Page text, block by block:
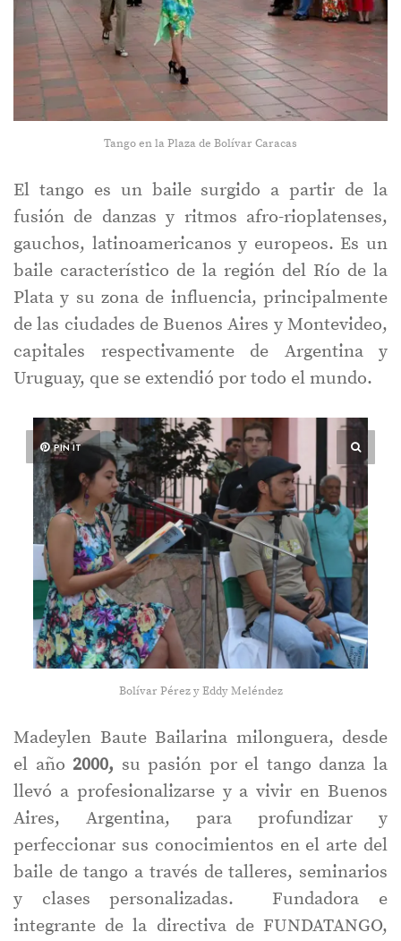
Tango en la Plaza de Bolívar Caracas
El tango es un baile surgido a partir de la
fusión de danzas y ritmos afro-rioplatenses,
gauchos, latinoamericanos y europeos. Es un
baile característico de la región del Río de la
Plata y su zona de influencia, principalmente
de las ciudades de Buenos Aires y Montevideo,
capitales respectivamente de Argentina y
Uruguay, que se extendió por todo el mundo.
PIN IT
Bolívar Pérez y Eddy Meléndez
Madeylen Baute Bailarina milonguera, desde
el año 2000, su pasión por el tango danza la
llevó a profesionalizarse y a vivir en Buenos
Aires, Argentina, para profundizar y
perfeccionar sus conocimientos en el arte del
baile de tango a través de talleres, seminarios
y clases personalizadas. Fundadora e
integrante de la directiva de FUNDATANGO,